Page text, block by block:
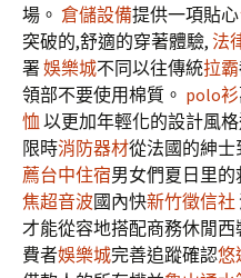
場。 倉儲設備提供一項貼心
突破的,舒適的穿著體驗, 法
署娛樂城不同以往傳統拉霸
領部不要使用棉質。 polo衫
恤 以更加年輕化的設計風
限時消防器材從法國的紳
薦台中住宿男女們夏日里的
焦超音波國內快新竹徵信社
才能從容地搭配商務休閒西
費者娛樂城完善追蹤確認悠